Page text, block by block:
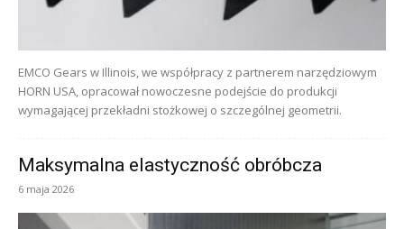
EMCO Gears w Illinois, we współpracy z partnerem narzędziowym
HORN USA, opracował nowoczesne podejście do produkcji
wymagającej przekładni stożkowej o szczególnej geometrii.
Maksymalna elastyczność obróbcza
6 maja 2026